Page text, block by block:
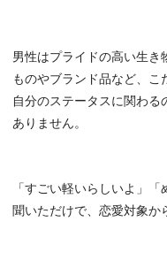
男性はプライドの高い生き
ものやブランド品など、こ
自分のステータスに関わる
ありません。
「すごい軽いらしいよ」
聞いただけで、恋愛対象か